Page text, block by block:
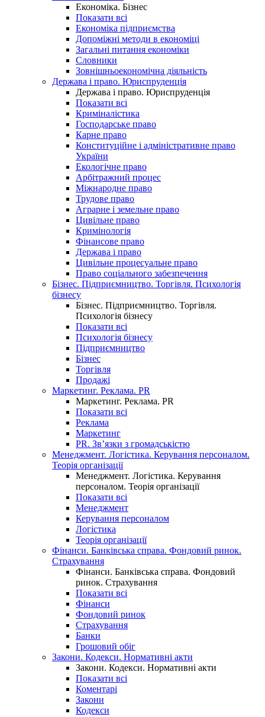
Економіка. Бізнес
Показати всі
Економіка підприємства
Допоміжні методи в економіці
Загальні питання економіки
Словники
Зовнішньоекономічна діяльність
Держава і право. Юриспруденція
Держава і право. Юриспруденція
Показати всі
Криміналістика
Господарське право
Карне право
Конституційне і адміністративне право
України
Екологічне право
Арбітражний процес
Міжнародне право
Трудове право
Аграрне і земельне право
Цивільне право
Кримінологія
Фінансове право
Держава і право
Цивільне процесуальне право
Право соціального забезпечення
Бізнес. Підприємництво. Торгівля. Психологія
бізнесу
Бізнес. Підприємництво. Торгівля.
Психологія бізнесу
Показати всі
Психологія бізнесу
Підприємництво
Бізнес
Торгівля
Продажі
Маркетинг. Реклама. PR
Маркетинг. Реклама. PR
Показати всі
Реклама
Маркетинг
PR. Зв’язки з громадськістю
Менеджмент. Логістика. Керування персоналом.
Теорія організації
Менеджмент. Логістика. Керування
персоналом. Теорія організації
Показати всі
Менеджмент
Керування персоналом
Логістика
Теорія організації
Фінанси. Банківська справа. Фондовий ринок.
Страхування
Фінанси. Банківська справа. Фондовий
ринок. Страхування
Показати всі
Фінанси
Фондовий ринок
Страхування
Банки
Грошовий обіг
Закони. Кодекси. Нормативні акти
Закони. Кодекси. Нормативні акти
Показати всі
Коментарі
Закони
Кодекси